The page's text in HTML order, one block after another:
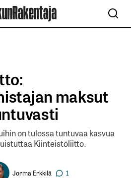
maksut
on tulossa tuntuvaa kasvua
Kiinteistöliitto.
Jorma Erkkilä 1